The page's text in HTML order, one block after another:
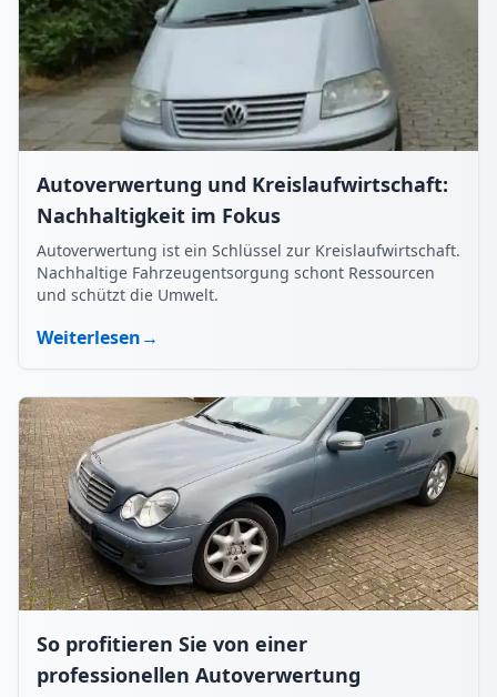
Autoverwertung und Kreislaufwirtschaft:
Nachhaltigkeit im Fokus
Autoverwertung ist ein Schlüssel zur Kreislaufwirtschaft.
Nachhaltige Fahrzeugentsorgung schont Ressourcen
und schützt die Umwelt.
Weiterlesen→
So profitieren Sie von einer
professionellen Autoverwertung